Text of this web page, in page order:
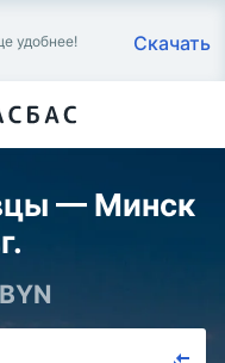
удобнее!
Скачать
— Минск